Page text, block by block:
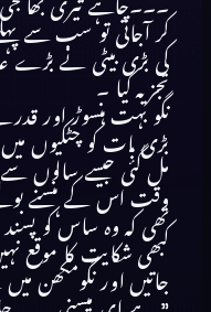
۔۔۔چاہے تیری
کر آجاتی تو سب سے
کی بڑی بیٹی نے بڑے
تجزیہ کیا ۔
نگو بہت ہنسوڑ اور
بڑی بات کو چٹکیوں
مل گئی جیسے سالوں
وقت اس کے ہنسنے
تھی کہ وہ ساس کو
کبھی شکایت کا موقع
جاتیں اور نگومکھن